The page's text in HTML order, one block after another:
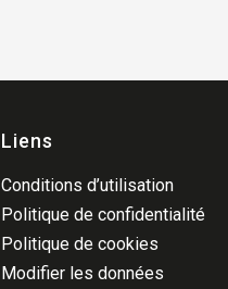
Liens
Conditions d’utilisation
Politique de confidentialité
Politique de cookies
Modifier les données